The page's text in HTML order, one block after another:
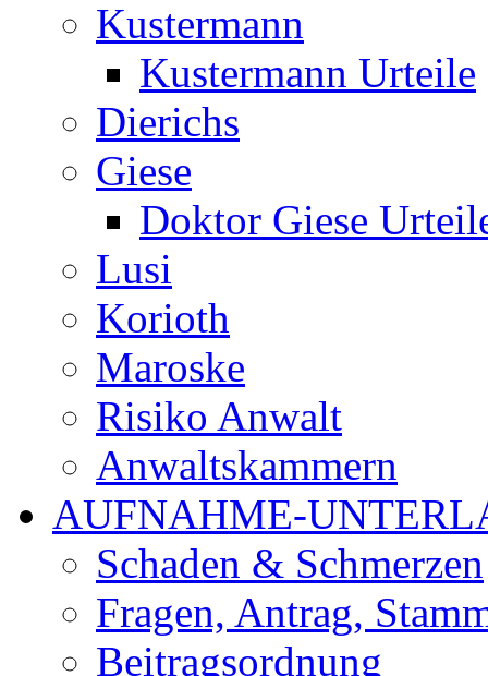
Kustermann
Kustermann Urteile
Dierichs
Giese
Doktor Giese
Lusi
Korioth
Maroske
Risiko Anwalt
Anwaltskammern
AUFNAHME-
Schaden & Schmerzen
Fragen, Antrag,
Beitragsordnung